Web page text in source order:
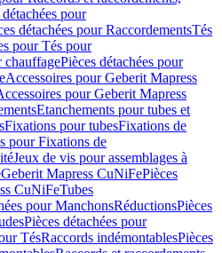
pour
détachées pour RaccordementsTés
pour Tés pour
chauffagePièces détachées pour
Accessoires pour Geberit Mapress
pour Geberit Mapress
Etanchements pour tubes et
Fixations pour tubesFixations de
pour Fixations de
Jeux de vis pour assemblages à
Geberit Mapress CuNiFePièces
CuNiFeTubes
pour ManchonsRéductionsPièces
Pièces détachées pour
TésRaccords indémontablesPièces